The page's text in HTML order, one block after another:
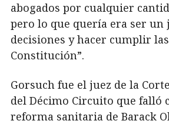
abogados por cualquier
pero lo que quería era ser un
decisiones y hacer cumplir
Constitución”.
Gorsuch fue el juez de la
del Décimo Circuito que falló
reforma sanitaria de Barack